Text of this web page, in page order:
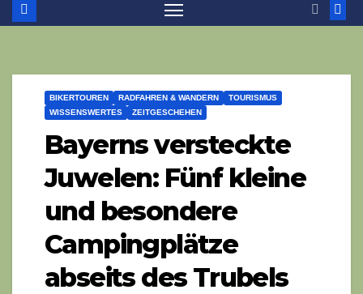
BIKERTOUREN RADFAHREN & WANDERN
TOURISMUS
WISSENSWERTES
ZEITGESCHEHEN
Bayerns versteckte
Juwelen: Fünf kleine
und besondere
Campingplätze
abseits des Trubels